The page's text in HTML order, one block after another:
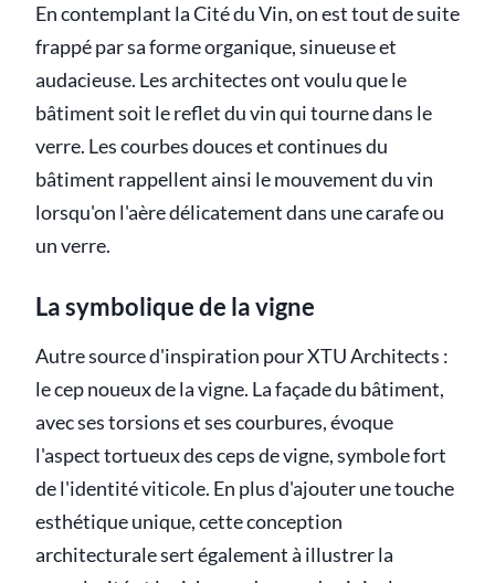
En contemplant la Cité du Vin, on est tout de suite
frappé par sa forme organique, sinueuse et
audacieuse. Les architectes ont voulu que le
bâtiment soit le reflet du vin qui tourne dans le
verre. Les courbes douces et continues du
bâtiment rappellent ainsi le mouvement du vin
lorsqu'on l'aère délicatement dans une carafe ou
un verre.
La symbolique de la vigne
Autre source d'inspiration pour XTU Architects :
le cep noueux de la vigne. La façade du bâtiment,
avec ses torsions et ses courbures, évoque
l'aspect tortueux des ceps de vigne, symbole fort
de l'identité viticole. En plus d'ajouter une touche
esthétique unique, cette conception
architecturale sert également à illustrer la